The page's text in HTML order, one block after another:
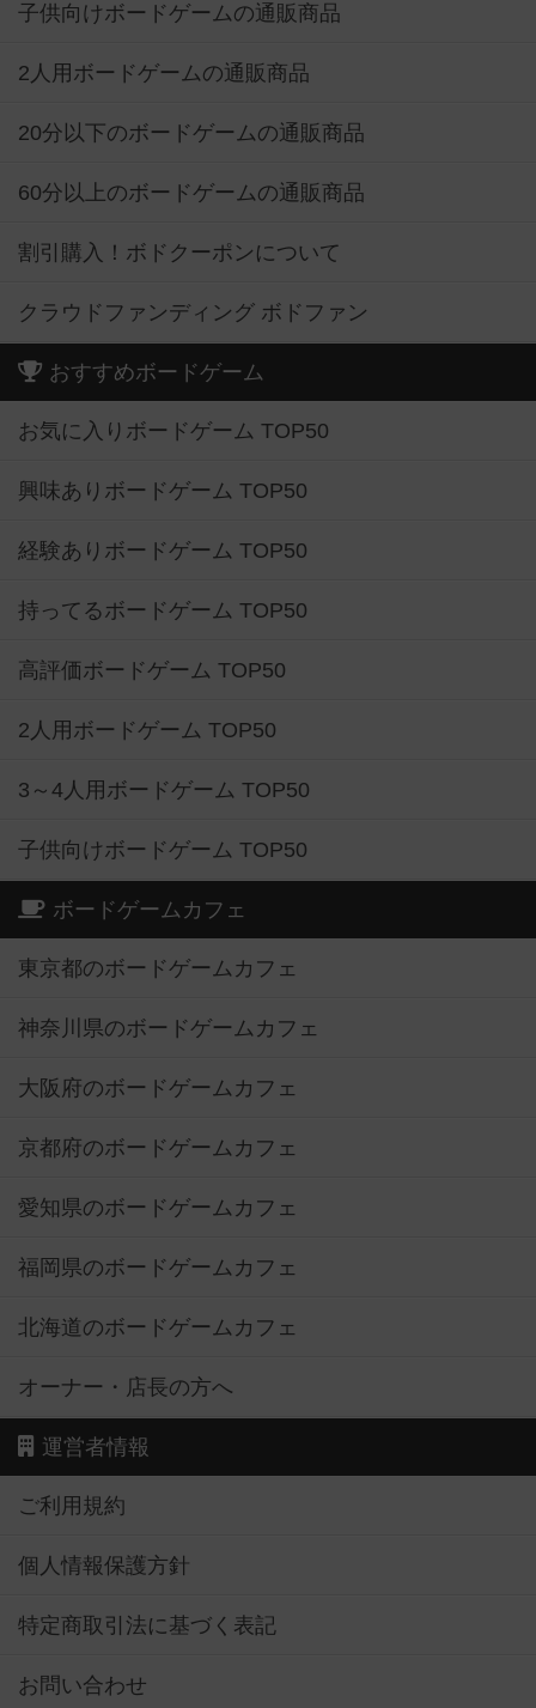
子供向けボードゲームの通販商品
2人用ボードゲームの通販商品
20分以下のボードゲームの通販商品
60分以上のボードゲームの通販商品
割引購入！ボドクーポンについて
クラウドファンディング ボドファン
おすすめボードゲーム
お気に入りボードゲーム TOP50
興味ありボードゲーム TOP50
経験ありボードゲーム TOP50
持ってるボードゲーム TOP50
高評価ボードゲーム TOP50
2人用ボードゲーム TOP50
3～4人用ボードゲーム TOP50
子供向けボードゲーム TOP50
ボードゲームカフェ
東京都のボードゲームカフェ
神奈川県のボードゲームカフェ
大阪府のボードゲームカフェ
京都府のボードゲームカフェ
愛知県のボードゲームカフェ
福岡県のボードゲームカフェ
北海道のボードゲームカフェ
オーナー・店長の方へ
運営者情報
ご利用規約
個人情報保護方針
特定商取引法に基づく表記
お問い合わせ